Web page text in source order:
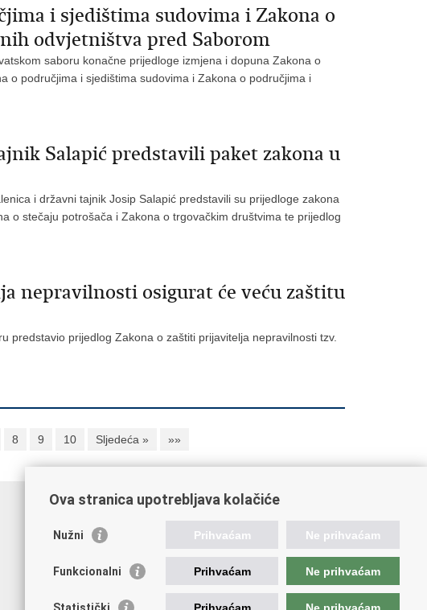
i sjedištima sudovima i Zakona o
odvjetništva pred Saborom
saboru konačne prijedloge izmjena i dopuna Zakona o
o područjima i sjedištima sudovima i Zakona o područjima i
Salapić predstavili paket zakona u
i državni tajnik Josip Salapić predstavili su prijedloge zakona
o stečaju potrošača i Zakona o trgovačkim društvima te prijedlog
nepravilnosti osigurat će veću zaštitu
predstavio prijedlog Zakona o zaštiti prijavitelja nepravilnosti tzv.
8 9 10 Sljedeća » »»
Poveznice pravosudnog sustava
Portal sudova
Državno odvjetništvo
Ured za suzbijanje korupcije i organiziranog kriminaliteta
Ova stranica upotrebljava kolačiće
Nužni Prihvaćam Ne prihvaćam
Funkcionalni Prihvaćam Ne prihvaćam
Statistički Prihvaćam Ne prihvaćam